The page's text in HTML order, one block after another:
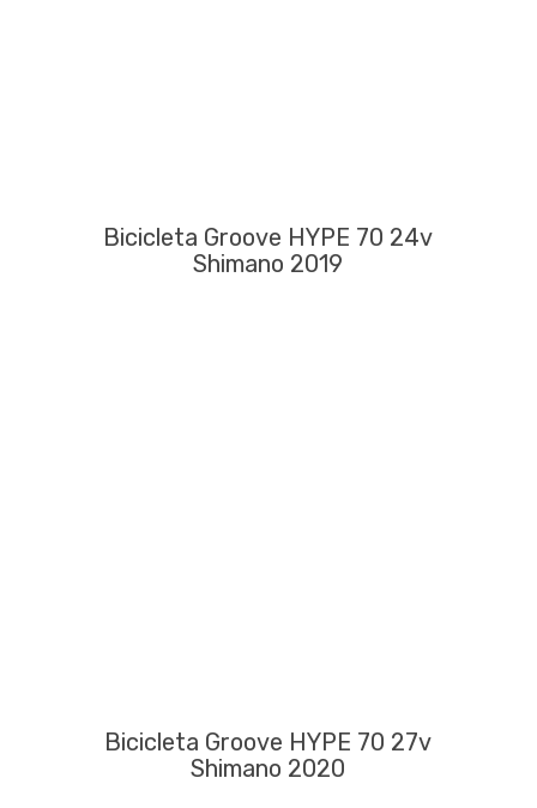
Bicicleta Groove HYPE 70 24v
Shimano 2019
Bicicleta Groove HYPE 70 27v
Shimano 2020